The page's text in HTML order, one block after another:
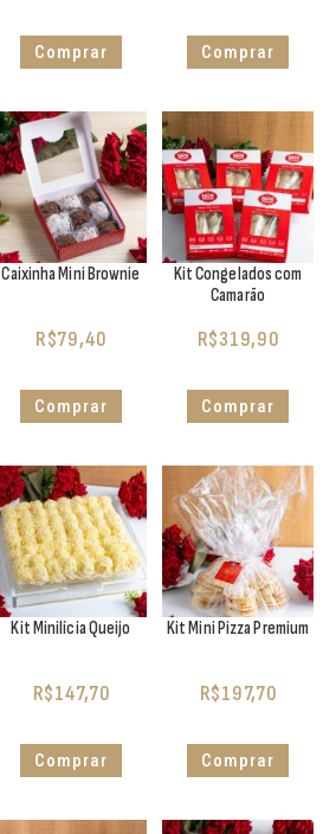
Comprar Comprar
Caixinha Mini Brownie
R$79,40
Comprar
Kit Congelados com
Camarão
R$319,90
Comprar
Kit Minilícia Queijo
R$147,70
Comprar
Kit Mini Pizza Premium
R$197,70
Comprar